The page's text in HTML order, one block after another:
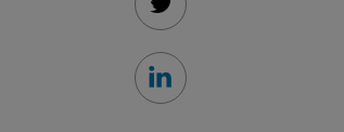
Twitter
Linkedin